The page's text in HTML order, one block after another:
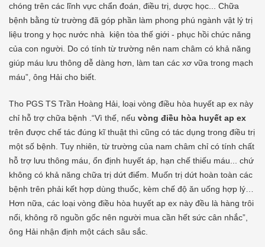
chóng trên các lĩnh vực chẩn đoán, điều trị, dược học... Chữa
bệnh bằng từ trường đã góp phần làm phong phú ngành vật lý trị
liệu trong y học nước nhà kiện tòa thế giới - phục hồi chức nǎng
của con người. Do có tính từ trường nên nam châm có khả năng
giúp máu lưu thông dễ dàng hơn, làm tan các xơ vữa trong mạch
máu”, ông Hải cho biết.
Tho PGS TS Trần Hoàng Hải, loại vòng điều hòa huyết ap ex này
chỉ hỗ trợ chữa bệnh .“Vì thế, nếu vòng điều hòa huyết ap ex
trên được chế tác đúng kĩ thuật thì cũng có tác dụng trong điều trị
một số bệnh. Tuy nhiên, từ trường của nam châm chỉ có tính chất
hỗ trợ lưu thông máu, ổn định huyết áp, hạn chế thiếu máu... chứ
không có khả năng chữa trị dứt điểm. Muốn trị dứt hoàn toàn các
bệnh trên phải kết hợp dùng thuốc, kèm chế độ ăn uống hợp lý…
Hơn nữa, các loại vòng điều hòa huyết ap ex này đều là hàng trôi
nổi, không rõ nguồn gốc nên người mua cần hết sức cân nhắc”,
ông Hải nhận định một cách sâu sắc.